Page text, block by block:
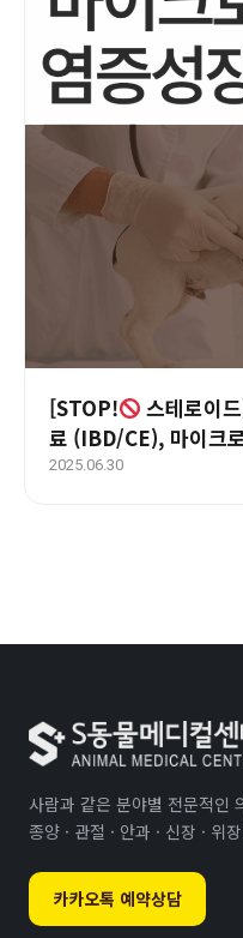
[STOP!
스테로이
료 (IBD/CE), 마이크
방법 – 울산 에스동물
2025.06.30
사람과 같은 분야별 전문적인
종양 · 관절 · 안과 · 신장 · 위
카카오톡 예약상담